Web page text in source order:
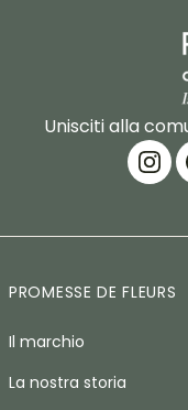
Unisciti alla
PROMESSE DE FLEURS
Il marchio
La nostra storia